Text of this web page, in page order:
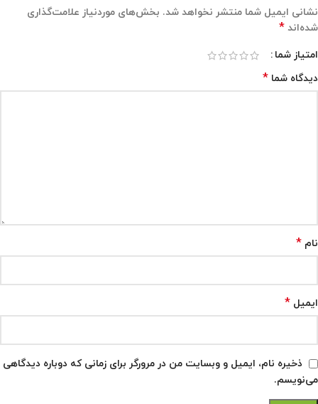
نشانی ایمیل شما منتشر نخواهد شد. بخش‌های موردنیاز علامت‌گذاری
شده‌اند *
امتیاز شما
دیدگاه شما *
نام *
ایمیل *
ذخیره نام، ایمیل و وبسایت من در مرورگر برای زمانی که دوباره دیدگاهی
می‌نویسم.